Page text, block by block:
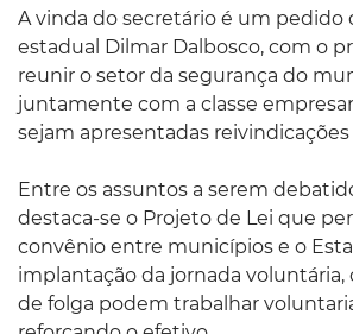
A vinda do secretário é um
estadual Dilmar Dalbosco, com o
reunir o setor da segurança do
juntamente com a classe
sejam apresentadas reivindicações
Entre os assuntos a serem
destaca-se o Projeto de Lei que
convênio entre municípios e o
implantação da jornada voluntária,
de folga podem trabalhar